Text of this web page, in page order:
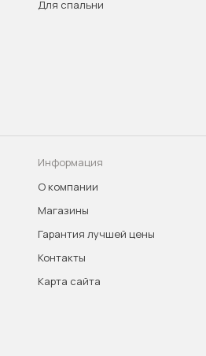
Для спальни
Информация
О компании
Магазины
Гарантия лучшей цены
Контакты
Карта сайта